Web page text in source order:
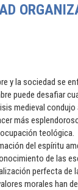
y la sociedad se
puede desafiar
medieval
más
teológica.
del espíritu
de las
perfecta de
morales han